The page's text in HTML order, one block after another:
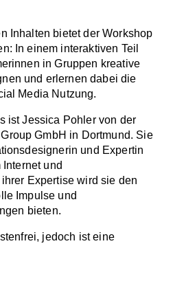
Inhalten bietet der Workshop
In einem interaktiven Teil
in Gruppen kreative
und erlernen dabei die
Media Nutzung.
ist Jessica Pohler von der
GmbH in Dortmund. Sie
und Expertin
und
Expertise wird sie den
Impulse und
bieten.
jedoch ist eine